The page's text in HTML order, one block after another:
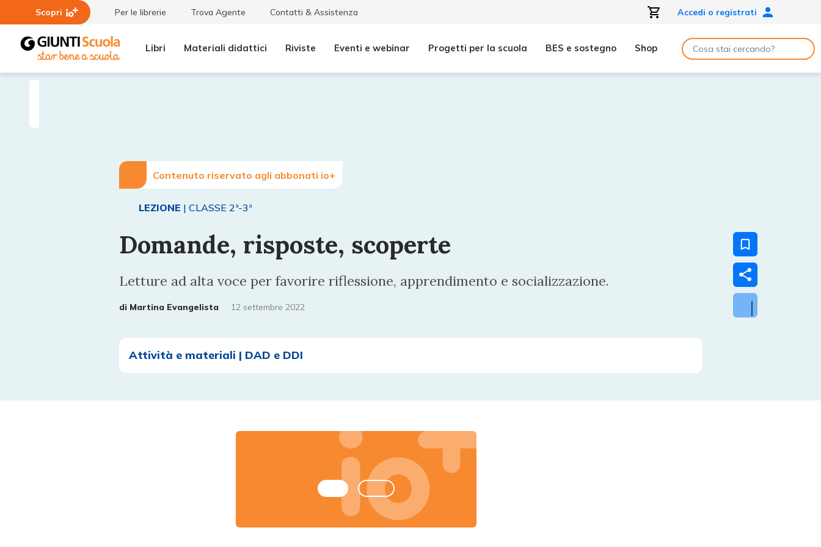
Scopri Per le librerie Trova Agente Contatti & Assistenza Accedi o registrati
Libri Materiali didattici Riviste Eventi e webinar Progetti per la scuola BES e sostegno Shop
Contenuto riservato agli abbonati io+
LEZIONE | CLASSE 2ª-3ª
Domande, risposte, scoperte
Letture ad alta voce per favorire riflessione, apprendimento e socializzazione.
di Martina Evangelista 12 settembre 2022
Attività e materiali | DAD e DDI